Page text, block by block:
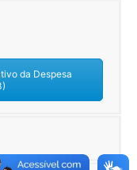
da Despesa